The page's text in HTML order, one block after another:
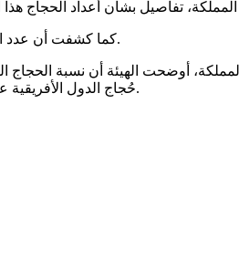
كما كشفت أن عدد الحجاج الذكور من الإجمالي العام لأعداد حجاج الداخل والخارج بلغ 958,137 حاجا، بينما بلغ عدد الحاجات الإناث 875,027 حاجة.
حُجاج الدول الأفريقية عدا الدول العربية 11.3 بالمئة، في حين بلغت نسبة حجاج دول أوروبا وأميركا وأستراليا والدول الأخرى غير المصنفة 3.2 بالمئة.